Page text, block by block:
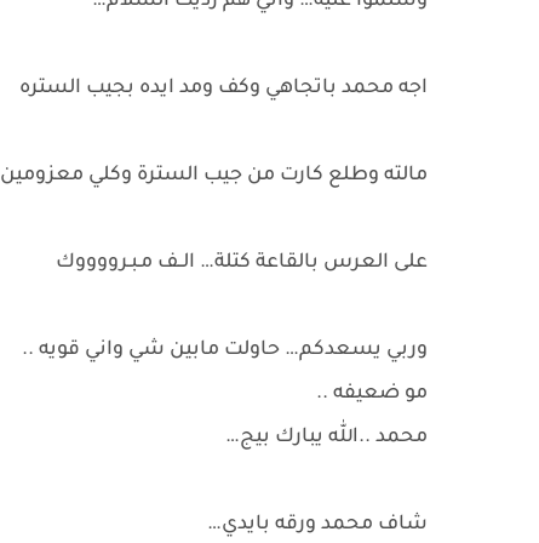
اجه محمد باتجاهي وكف ومد ايده بجيب الستره
مالته وطلع كارت من جيب السترة وكلي معزومين
على العرس بالقاعة كتلة… الــف مـبـرووووك
وربي يسعدكم… حاولت مابين شي واني قويه ..
مو ضعيفه ..
محمد ..الله يبارك بيج…
شاف محمد ورقه بايدي…